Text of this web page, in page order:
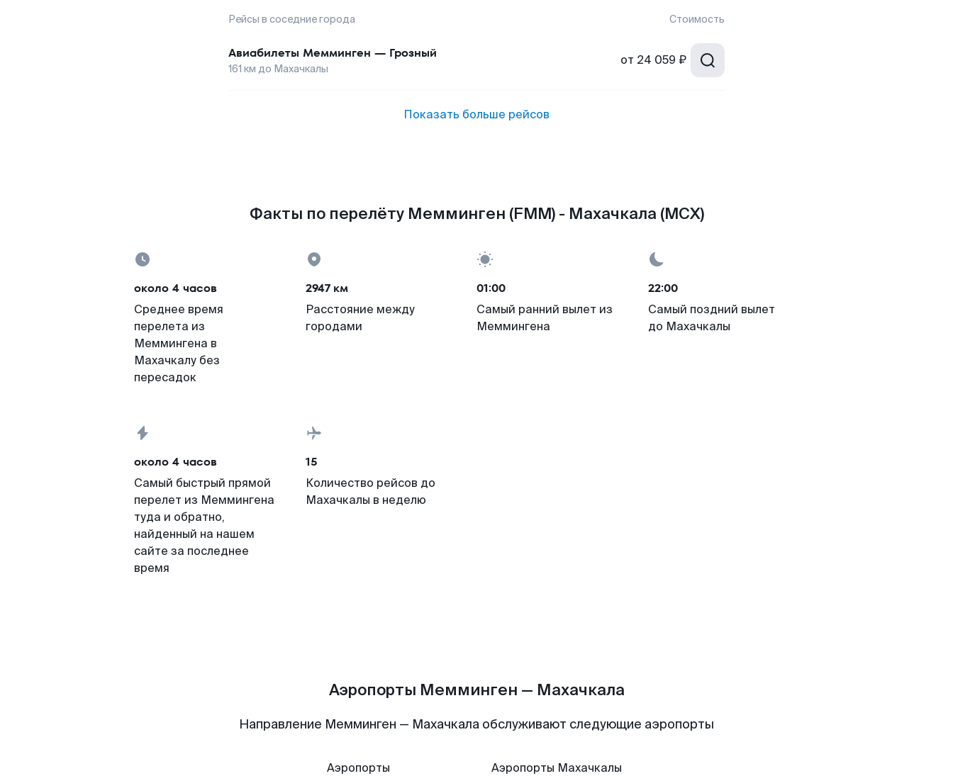
Рейсы в соседние города Стоимость
Авиабилеты Мемминген — Грозный
161 км до Махачкалы
от 24 059 ₽
Показать больше рейсов
Факты по перелёту Мемминген (FMM) - Махачкала (MCX)
около 4 часов
Среднее время
перелета из
Меммингена в
Махачкалу без
пересадок
2947 км
Расстояние между
городами
01:00
Самый ранний вылет из
Меммингена
22:00
Самый поздний вылет
до Махачкалы
около 4 часов
Самый быстрый прямой
перелет из Меммингена
туда и обратно,
найденный на нашем
сайте за последнее
время
15
Количество рейсов до
Махачкалы в неделю
Аэропорты Мемминген — Махачкала
Направление Мемминген — Махачкала обслуживают следующие аэропорты
Аэропорты
Аэропорты Махачкалы